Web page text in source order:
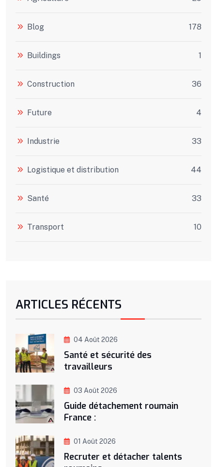
Blog 178
Buildings 1
Construction 36
Future 4
Industrie 33
Logistique et distribution 44
Santé 33
Transport 10
ARTICLES RÉCENTS
04 Août 2026
Santé et sécurité des
travailleurs
03 Août 2026
Guide détachement roumain
France :
01 Août 2026
Recruter et détacher talents